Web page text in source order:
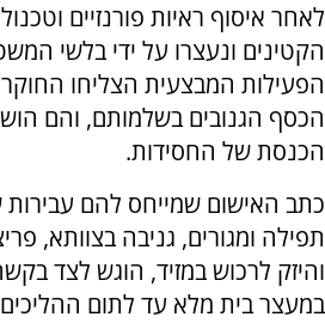
לאחר איסוף ראיות פורנזיים
הקטינים ונעצרו על ידי בלשי
הפעילות המבצעית הצליחו
הכסף הגנובים בשלמותם, והם
הכנסת של החסידות.
כתב האישום שמייחס להם
תפילה ומגורים, גניבה בצוותא,
והיזק לרכוש במזיד, הוגש לצד
במעצר בית מלא עד לתום